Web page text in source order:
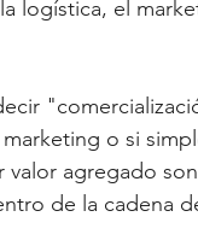
logística, el
o si
valor agregado
de la cadena